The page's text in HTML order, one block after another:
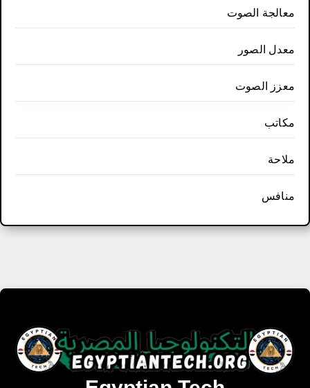
معالجة الصوت
معدل الصور
معزز الصوت
مكاتب
ملاحة
منافس